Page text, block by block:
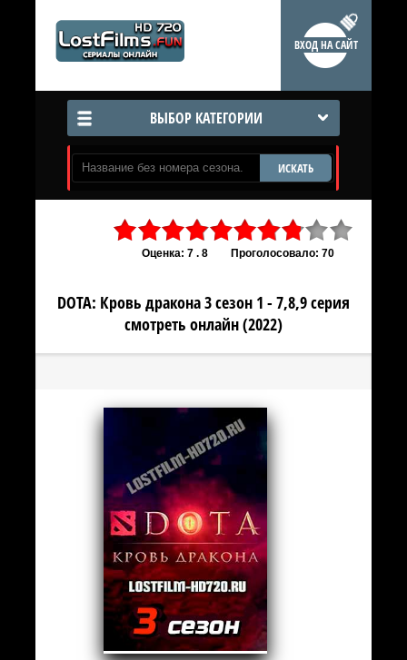
ВХОД НА САЙТ
ВЫБОР КАТЕГОРИИ
ИСКАТЬ
Оценка: 7 . 8 Проголосовало: 70
DOTA: Кровь дракона 3 сезон 1 - 7,8,9 серия
смотреть онлайн (2022)